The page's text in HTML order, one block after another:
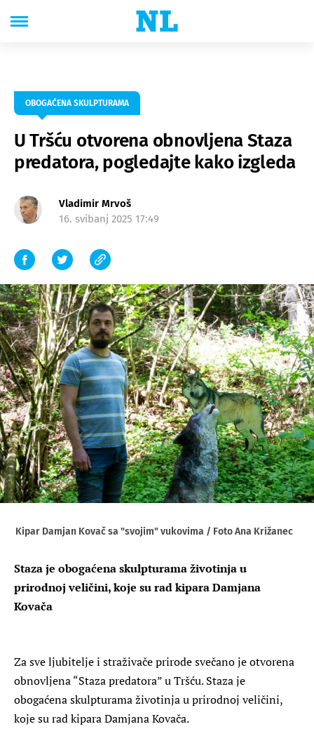
OBOGAĆENA SKULPTURAMA
U Tršću otvorena obnovljena Staza
predatora, pogledajte kako izgleda
Vladimir Mrvoš
16. svibanj 2025 17:49
Kipar Damjan Kovač sa "svojim" vukovima / Foto Ana Križanec
Staza je obogaćena skulpturama životinja u
prirodnoj veličini, koje su rad kipara Damjana
Kovača
Za sve ljubitelje i straživače prirode svečano je otvorena
obnovljena “Staza predatora” u Tršću. Staza je
obogaćena skulpturama životinja u prirodnoj veličini,
koje su rad kipara Damjana Kovača.